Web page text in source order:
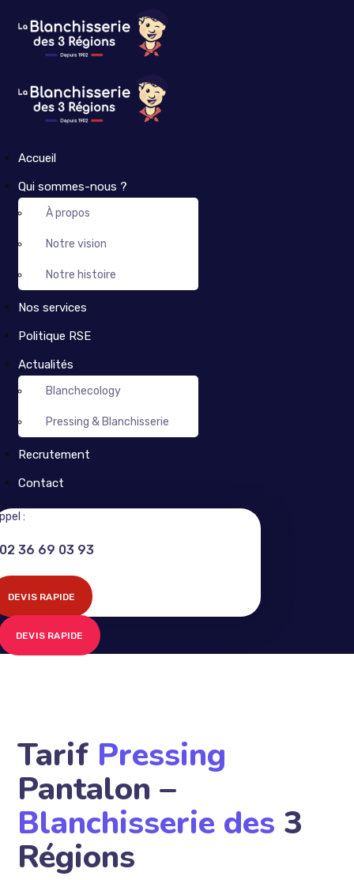
Accueil
Qui sommes-nous ?
À propos
Notre vision
Notre histoire
Nos services
Politique RSE
Actualités
Blanchecology
Pressing & Blanchisserie
Recrutement
Contact
:
02 36 69 03 93
DEVIS RAPIDE
DEVIS RAPIDE
Tarif Pressing
Pantalon –
Blanchisserie des 3
Régions